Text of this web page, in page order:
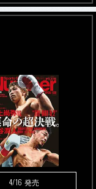
4/16 発売